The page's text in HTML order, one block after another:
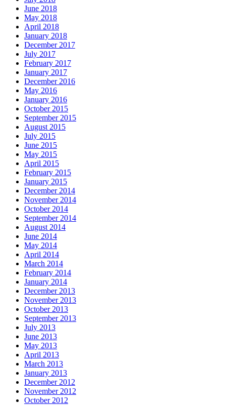
June 2018
May 2018
April 2018
January 2018
December 2017
July 2017
February 2017
January 2017
December 2016
May 2016
January 2016
October 2015
September 2015
August 2015
July 2015
June 2015
May 2015
April 2015
February 2015
January 2015
December 2014
November 2014
October 2014
September 2014
August 2014
June 2014
May 2014
April 2014
March 2014
February 2014
January 2014
December 2013
November 2013
October 2013
September 2013
July 2013
June 2013
May 2013
April 2013
March 2013
January 2013
December 2012
November 2012
October 2012